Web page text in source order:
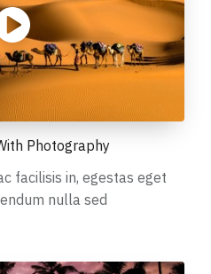
Photography
facilisis in, egestas eget
nulla sed